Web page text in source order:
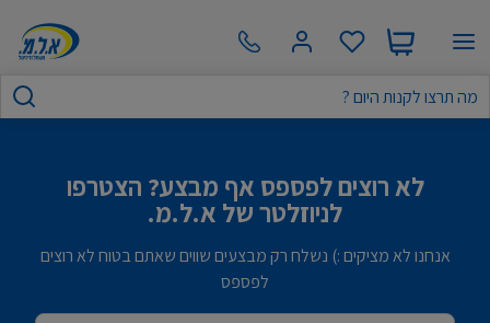
לא רוצים לפספס אף מבצע? הצטרפו
לניוזלטר של א.ל.מ.
אנחנו לא מציקים :) נשלח רק מבצעים שווים שאתם בטוח לא רוצים
לפספס